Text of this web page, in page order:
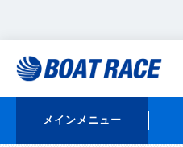
メインメニュー